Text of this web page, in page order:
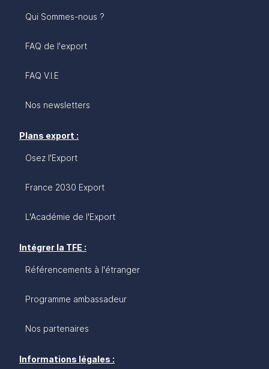
Qui Sommes-nous ?
FAQ de l'export
FAQ V.I.E
Nos newsletters
Plans export :
Osez l'Export
France 2030 Export
L'Académie de l'Export
Intégrer la TFE :
Référencements à l'étranger
Programme ambassadeur
Nos partenaires
Informations légales :